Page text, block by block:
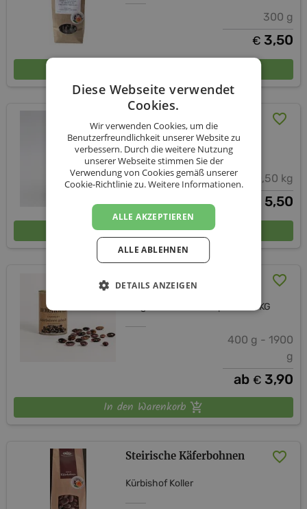
300 g
€ 3,50
JA Kernöl
0,50 kg
5,50
In den Warenkorb
Käferbohnen gekocht
Berghofer Kürbiskernprodukte KG
400 g - 1900
g
ab € 3,90
In den Warenkorb
Steirische Käferbohnen
Kürbishof Koller
Diese Webseite verwendet
Cookies.
Wir verwenden Cookies, um die
Benutzerfreundlichkeit unserer Website zu
verbessern. Durch die weitere Nutzung
unserer Webseite stimmen Sie der
Verwendung von Cookies gemäß unserer
Cookie-Richtlinie zu.Weitere Informationen.
ALLE AKZEPTIEREN
ALLE ABLEHNEN
DETAILS ANZEIGEN